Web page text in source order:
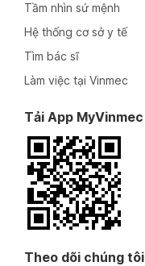
Tầm nhìn sứ mệnh
Hệ thống cơ sở y tế
Tìm bác sĩ
Làm việc tại Vinmec
Tải App MyVinmec
Theo dõi chúng tôi